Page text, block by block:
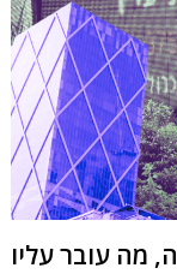
מה עובר עליו